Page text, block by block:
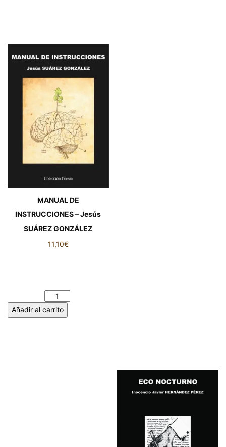
MANUAL DE
INSTRUCCIONES – Jesús
SUÁREZ GONZÁLEZ
11,10€
Añadir al carrito